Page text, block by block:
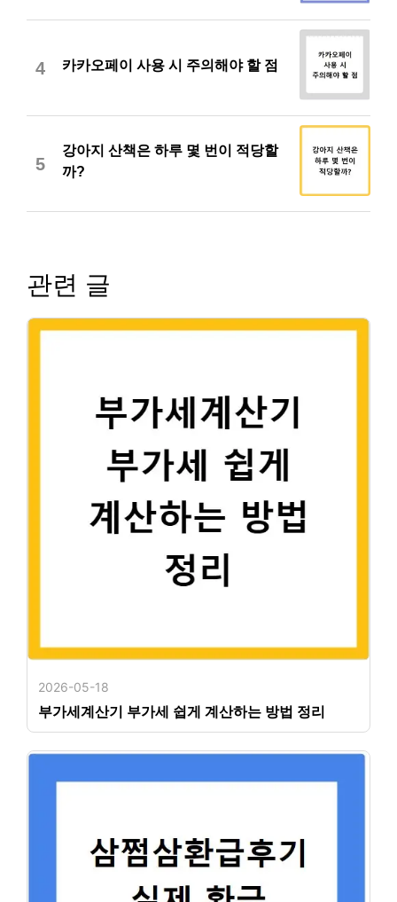
4 카카오페이 사용 시 주의해야 할 점
5
강아지 산책은 하루 몇 번이 적당할
까?
관련 글
2026-05-18
부가세계산기 부가세 쉽게 계산하는 방법 정리